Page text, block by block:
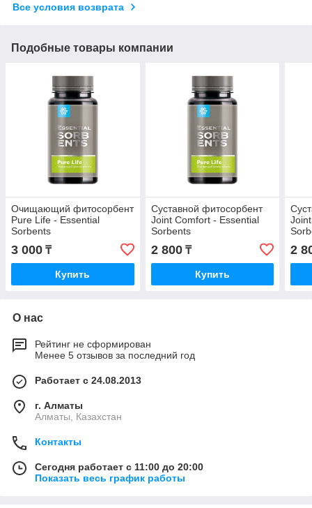
Все условия возврата
Подобные товары компании
Очищающий фитосорбент
Pure Life - Essential
Sorbents
3 000 ₸
Купить
Cуставной фитосорбент
Joint Comfort - Essential
Sorbents
2 800₸
Купить
2
О нас
Рейтинг не сформирован
Менее 5 отзывов за последний год
Работает с 24.08.2013
г. Алматы
Алматы, Казахстан
Контакты
Сегодня работает с 11:00 до 20:00
Показать весь график работы